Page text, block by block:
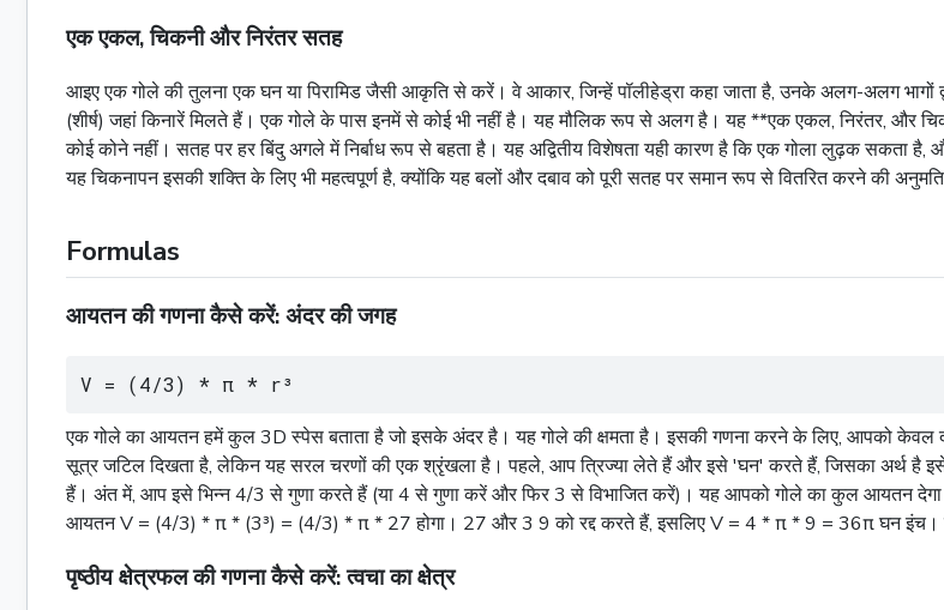
एक एकल, चिकनी और निरंतर सतह
आइए एक गोले की तुलना एकघनयापिरामिडजैसी आकृति से करें। वे आकार, जिन्हें पॉलीहेड्रा कहा जाता है, उनके अलग-अलग भागों
(शीर्ष) जहां किनारें मिलते हैं। एक गोले के पास इनमें से कोई भी नहीं है। यह मौलिक रूप से अलग है। यह **एक एकल, निरंतर, और
कोई कोने नहीं। सतह पर हर बिंदु अगले में निर्बाध रूप से बहता है। यह अद्वितीय विशेषता यही कारण है कि एक गोला लुढ़क सकता
यह चिकनापन इसकी शक्ति के लिए भी महत्वपूर्ण है, क्योंकि यह बलों और दबाव को पूरी सतह पर समान रूप से वितरित करने की अनुमति
Formulas
आयतन की गणना कैसे करें: अंदर की जगह
V = (4/3) * π * r³
एक गोले का आयतन हमें कुल 3D स्पेस बताता है जो इसके अंदर है। यह गोले की क्षमता है। इसकी गणना करने के लिए, आपको केवल
सूत्र जटिल दिखता है, लेकिन यह सरल चरणों की एक श्रृंखला है। पहले, आप त्रिज्या लेते हैं और इसे 'घन' करते हैं, जिसका अर्थ है
हैं। अंत में, आप इसे भिन्न 4/3 से गुणा करते हैं (या 4 से गुणा करें और फिर 3 से विभाजित करें)। यह आपको गोले का कुल आयतन
आयतन V = (4/3) * π * (3³) = (4/3) * π * 27 होगा। 27 और 3 9 को रद्द करते हैं, इसलिए V = 4 * π * 9 = 36π घन
पृष्ठीय क्षेत्रफल की गणना कैसे करें: त्वचा का क्षेत्र